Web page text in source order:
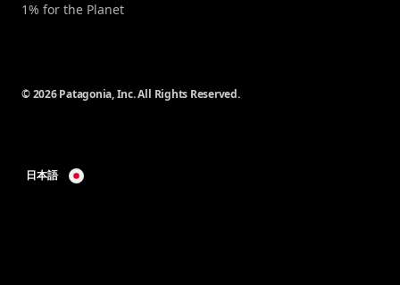
1% for the Planet
© 2026 Patagonia, Inc. All Rights Reserved.
日本語